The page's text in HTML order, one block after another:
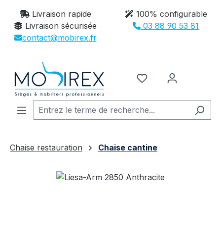
Passer au contenu principal
Livraison rapide
100% configurable
Livraison sécurisée
03 88 90 53 81
contact@mobirex.fr
Vous avez 0
Chaise restauration
Chaise cantine